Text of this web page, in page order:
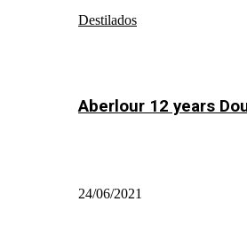
Destilados
Aberlour 12 years
24/06/2021